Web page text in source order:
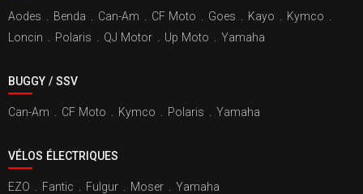
Aodes Benda Can-Am CF Moto Goes Kayo Kymco
Loncin
Polaris QJ Motor Up Moto Yamaha
BUGGY / SSV
Can-Am CF Moto Kymco Polaris Yamaha
VÉLOS ÉLECTRIQUES
EZO Fantic Fulgur Moser Yamaha